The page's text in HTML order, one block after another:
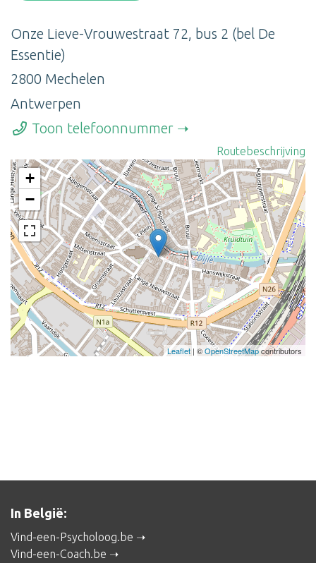
Onze Lieve-Vrouwestraat 72, bus 2 (bel De
Essentie)
2800 Mechelen
Antwerpen
Toon telefoonnummer
Routebeschrijving
+
−
Leaflet | ©OpenStreetMapcontributors
In België:
Vind-een-Psycholoog.be
Vind-een-Coach.be